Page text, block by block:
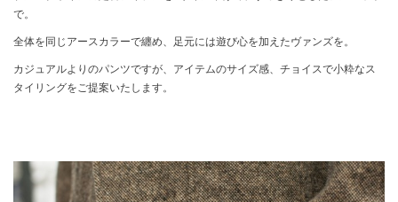
で。
全体を同じアースカラーで纏め、足元には遊び心を加えたヴァンズを。
カジュアルよりのパンツですが、アイテムのサイズ感、チョイスで小粋なス
タイリングをご提案いたします。